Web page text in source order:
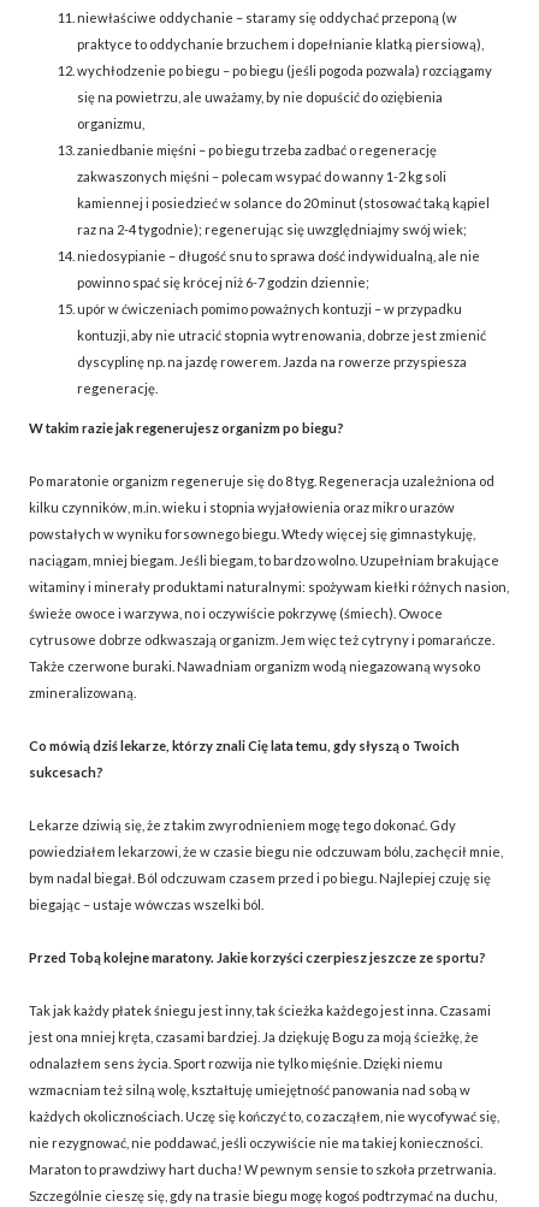
niewłaściwe oddychanie – staramy się oddychać przeponą (w
praktyce to oddychanie brzuchem i dopełnianie klatką piersiową),
wychłodzenie po biegu – po biegu (jeśli pogoda pozwala) rozciągamy
się na powietrzu, ale uważamy, by nie dopuścić do oziębienia
organizmu,
zaniedbanie mięśni – po biegu trzeba zadbać o regenerację
zakwaszonych mięśni – polecam wsypać do wanny 1-2 kg soli
kamiennej i posiedzieć w solance do 20 minut (stosować taką kąpiel
raz na 2-4 tygodnie); regenerując się uwzględniajmy swój wiek;
niedosypianie – długość snu to sprawa dość indywidualną, ale nie
powinno spać się krócej niż 6-7 godzin dziennie;
upór w ćwiczeniach pomimo poważnych kontuzji – w przypadku
kontuzji, aby nie utracić stopnia wytrenowania, dobrze jest zmienić
dyscyplinę np. na jazdę rowerem. Jazda na rowerze przyspiesza
regenerację.
W takim razie jak regenerujesz organizm po biegu?
Po maratonie organizm regeneruje się do 8 tyg. Regeneracja uzależniona od
kilku czynników, m.in. wieku i stopnia wyjałowienia oraz mikro urazów
powstałych w wyniku forsownego biegu. Wtedy więcej się gimnastykuję,
naciągam, mniej biegam. Jeśli biegam, to bardzo wolno. Uzupełniam brakujące
witaminy i minerały produktami naturalnymi: spożywam kiełki różnych nasion,
świeże owoce i warzywa, no i oczywiście pokrzywę (śmiech). Owoce
cytrusowe dobrze odkwaszają organizm. Jem więc też cytryny i pomarańcze.
Także czerwone buraki. Nawadniam organizm wodą niegazowaną wysoko
zmineralizowaną.
Co mówią dziś lekarze, którzy znali Cię lata temu, gdy słyszą o Twoich
sukcesach?
Lekarze dziwią się, że z takim zwyrodnieniem mogę tego dokonać. Gdy
powiedziałem lekarzowi, że w czasie biegu nie odczuwam bólu, zachęcił mnie,
bym nadal biegał. Ból odczuwam czasem przed i po biegu. Najlepiej czuję się
biegając – ustaje wówczas wszelki ból.
Przed Tobą kolejne maratony. Jakie korzyści czerpiesz jeszcze ze sportu?
Tak jak każdy płatek śniegu jest inny, tak ścieżka każdego jest inna. Czasami
jest ona mniej kręta, czasami bardziej. Ja dziękuję Bogu za moją ścieżkę, że
odnalazłem sens życia. Sport rozwija nie tylko mięśnie. Dzięki niemu
wzmacniam też silną wolę, kształtuję umiejętność panowania nad sobą w
każdych okolicznościach. Uczę się kończyć to, co zacząłem, nie wycofywać się,
nie rezygnować, nie poddawać, jeśli oczywiście nie ma takiej konieczności.
Maraton to prawdziwy hart ducha! W pewnym sensie to szkoła przetrwania.
Szczególnie cieszę się, gdy na trasie biegu mogę kogoś podtrzymać na duchu,